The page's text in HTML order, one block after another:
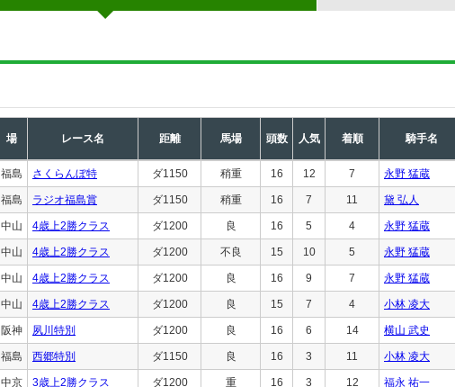
場 レース名 距離 馬場 頭数 人気 着順 騎手名
福島 さくらんぼ特 ダ1150 稍重 16 12 7 永野 猛蔵
福島 ラジオ福島賞 ダ1150 稍重 16 7 11 黛 弘人
中山 4歳上2勝クラス ダ1200 良 16 5 4 永野 猛蔵
中山 4歳上2勝クラス ダ1200 不良 15 10 5 永野 猛蔵
中山 4歳上2勝クラス ダ1200 良 16 9 7 永野 猛蔵
中山 4歳上2勝クラス ダ1200 良 15 7 4 小林 凌大
阪神 夙川特別 ダ1200 良 16 6 14 横山 武史
福島 西郷特別 ダ1150 良 16 3 11 小林 凌大
中京 3歳上2勝クラス ダ1200 重 16 3 12 福永 祐一